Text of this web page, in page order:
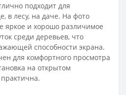
подходит для
в лесу, на даче. На фото
яркое и хорошо различимое
среди деревьев, что
способности экрана.
для комфортного просмотра
на открытом